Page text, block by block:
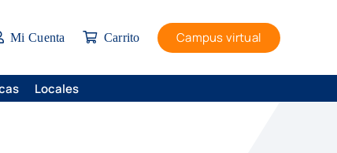
Mi Cuenta Carrito Campus virtual
Locales